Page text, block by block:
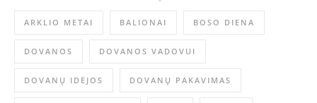
ARKLIO METAI BALIONAI BOSO DIENA
DOVANOS DOVANOS VADOVUI
DOVANŲ IDĖJOS DOVANŲ PAKAVIMAS